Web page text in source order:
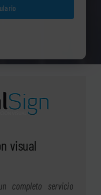
visual
completo servicio